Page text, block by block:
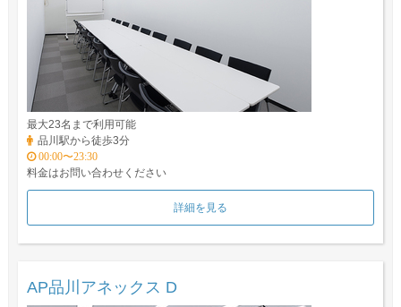
最大23名まで利用可能
品川駅から徒歩3分
00:00〜23:30
料金はお問い合わせください
詳細を見る
AP品川アネックス D